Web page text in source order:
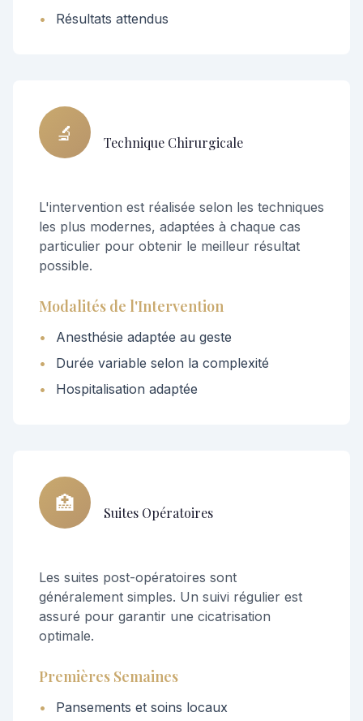
•
Résultats attendus
🔬 Technique Chirurgicale
L'intervention est réalisée selon les techniques
les plus modernes, adaptées à chaque cas
particulier pour obtenir le meilleur résultat
possible.
Modalités de l'Intervention
•
Anesthésie adaptée au geste
•
Durée variable selon la complexité
•
Hospitalisation adaptée
🏥 Suites Opératoires
Les suites post-opératoires sont
généralement simples. Un suivi régulier est
assuré pour garantir une cicatrisation
optimale.
Premières Semaines
• Pansements et soins locaux